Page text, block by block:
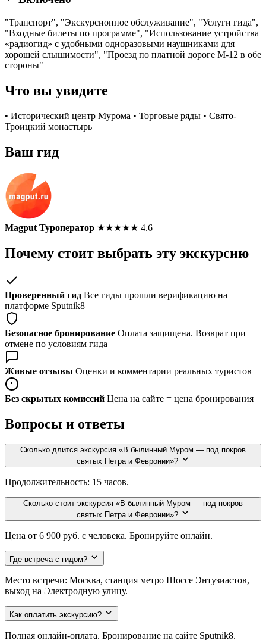
"Транспорт", "Экскурсионное обслуживание", "Услуги гида",
"Входные билеты по программе", "Использование устройства
«радиогид» с удобными одноразовыми наушниками для
хорошей слышимости", "Проезд по платной дороге М-12 в обе
стороны"
Что вы увидите
• Исторический центр Мурома • Торговые ряды • Свято-
Троицкий монастырь
Ваш гид
Magput Туроператор ★★★★★ 4.6
Почему стоит выбрать эту экскурсию
Проверенный гид Все гиды прошли верификацию на
платформе Sputnik8
Безопасное бронирование Оплата защищена. Возврат при
отмене по условиям гида
Живые отзывы Оценки и комментарии реальных туристов
Без скрытых комиссий Цена на сайте = цена бронирования
Вопросы и ответы
Сколько длится экскурсия «В былинный Муром — под покров
святых Петра и Февронии»?
Продолжительность: 15 часов.
Сколько стоит экскурсия «В былинный Муром — под покров
святых Петра и Февронии»?
Цена от 6 900 руб. с человека. Бронируйте онлайн.
Где встреча с гидом?
Место встречи: Москва, станция метро Шоссе Энтузиастов,
выход на Электродную улицу.
Как оплатить экскурсию?
Полная онлайн-оплата. Бронирование на сайте Sputnik8.